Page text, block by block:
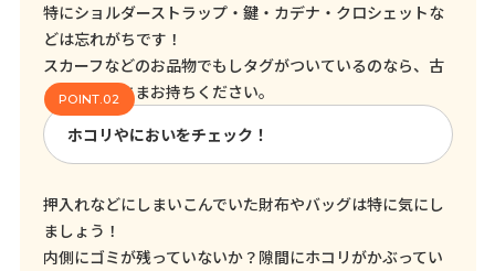
特にショルダーストラップ・鍵・カデナ・クロシェットな
どは忘れがちです！
スカーフなどのお品物でもしタグがついているのなら、古
くてもそのままお持ちください。
ホコリやにおいをチェック！
押入れなどにしまいこんでいた財布やバッグは特に気にし
ましょう！
内側にゴミが残っていないか？隙間にホコリがかぶってい